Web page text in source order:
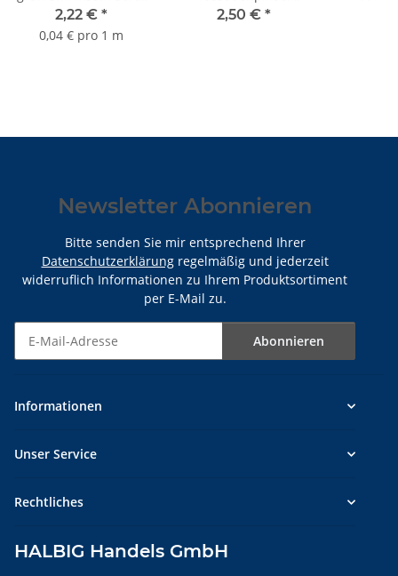
K418
2,22 € *
0,04 € pro 1 m
schwarze Borste
2,50 € *
Newsletter Abonnieren
Bitte senden Sie mir entsprechend Ihrer
Datenschutzerklärungregelmäßig und jederzeit
widerruflich Informationen zu Ihrem Produktsortiment
per E-Mail zu.
Abonnieren
Informationen
Unser Service
Rechtliches
HALBIG Handels GmbH